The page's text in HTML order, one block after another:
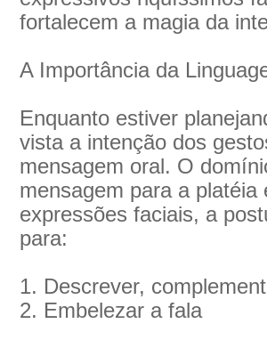
fortalecem a magia da
A Importância da
Enquanto estiver
vista a intenção dos
mensagem oral. O
mensagem para a
expressões faciais, a
para:
1. Descrever,
2. Embelezar a fala